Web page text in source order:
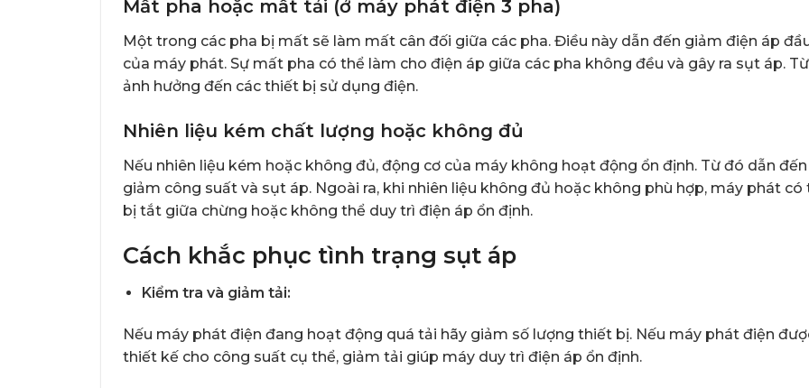
Mất pha hoặc mất tải (ở máy phát điện 3 pha)
Một trong các pha bị mất sẽ làm mất cân đối giữa các pha. Điều này dẫn đến giảm điện áp
của máy phát. Sự mất pha có thể làm cho điện áp giữa các pha không đều và gây ra sụt áp.
ảnh hưởng đến các thiết bị sử dụng điện.
Nhiên liệu kém chất lượng hoặc không đủ
Nếu nhiên liệu kém hoặc không đủ, động cơ của máy không hoạt động ổn định. Từ đó dẫn đến
giảm công suất và sụt áp. Ngoài ra, khi nhiên liệu không đủ hoặc không phù hợp, máy phát có
bị tắt giữa chừng hoặc không thể duy trì điện áp ổn định.
Cách khắc phục tình trạng sụt áp
Kiểm tra và giảm tải:
Nếu máy phát điện đang hoạt động quá tải hãy giảm số lượng thiết bị. Nếu máy phát điện
thiết kế cho công suất cụ thể, giảm tải giúp máy duy trì điện áp ổn định.